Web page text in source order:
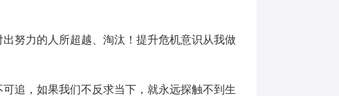
努力的人所超越、淘汰！提升危机意识从我做
追，如果我们不反求当下，就永远探触不到生